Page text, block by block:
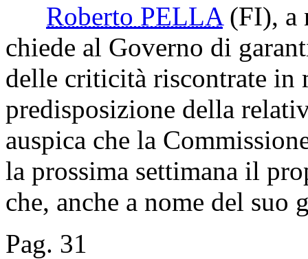
Roberto PELLA (FI), a
chiede al Governo di
delle criticità riscontrate in
predisposizione della
auspica che la
la prossima settimana il
che, anche a nome del
Pag. 31